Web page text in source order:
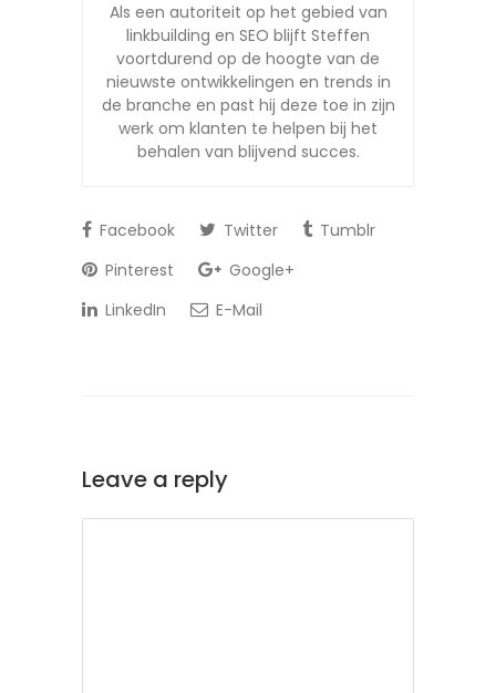
Als een autoriteit op het gebied van
linkbuilding en SEO blijft Steffen
voortdurend op de hoogte van de
nieuwste ontwikkelingen en trends in
de branche en past hij deze toe in zijn
werk om klanten te helpen bij het
behalen van blijvend succes.
Facebook Twitter
Tumblr
Pinterest
Google+
LinkedIn
E-Mail
Leave a reply